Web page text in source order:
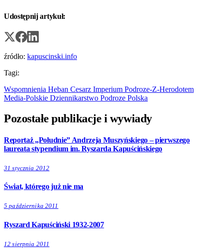
Udostępnij artykuł:
źródło: kapuscinski.info
Tagi:
Wspomnienia Heban Cesarz Imperium Podroze-Z-Herodotem
Media-Polskie Dziennikarstwo Podroze Polska
Pozostałe publikacje i wywiady
Reportaż „Południe” Andrzeja Muszyńskiego – pierwszego
laureata stypendium im. Ryszarda Kapuścińskiego
31 stycznia 2012
Świat, którego już nie ma
5 października 2011
Ryszard Kapuściński 1932-2007
12 sierpnia 2011